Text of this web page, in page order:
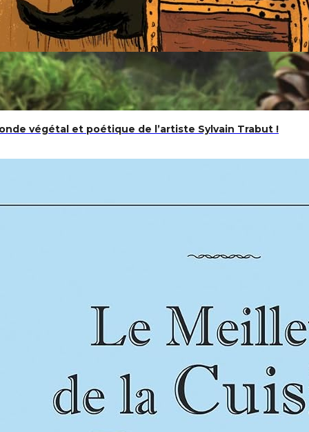
végétal et poétique de l’artiste Sylvain Trabut !